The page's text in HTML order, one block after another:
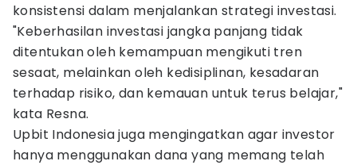
konsistensi dalam menjalankan strategi investasi.
"Keberhasilan investasi jangka panjang tidak
ditentukan oleh kemampuan mengikuti tren
sesaat, melainkan oleh kedisiplinan, kesadaran
terhadap risiko, dan kemauan untuk terus belajar,"
kata Resna.
Upbit Indonesia juga mengingatkan agar investor
hanya menggunakan dana yang memang telah